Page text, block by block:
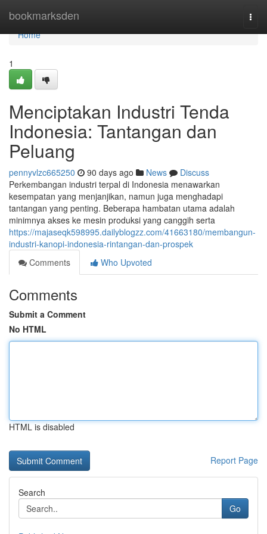
bookmarksden
Home
Home
1
Menciptakan Industri Tenda
Indonesia: Tantangan dan
Peluang
pennyvlzc665250 90 days ago News
Discuss
Perkembangan industri terpal di Indonesia menawarkan
kesempatan yang menjanjikan, namun juga menghadapi
tantangan yang penting. Beberapa hambatan utama adalah
minimnya akses ke mesin produksi yang canggih serta
https://majaseqk598995.dailyblogzz.com/41663180/membangun-
industri-kanopi-indonesia-rintangan-dan-prospek
Comments
Who Upvoted
Comments
Submit a Comment
No HTML
HTML is disabled
Report Page
Search
Go